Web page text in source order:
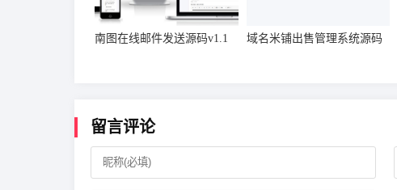
南图在线邮件发送源码v1.1 域名米铺出售管理系统源码
留言评论